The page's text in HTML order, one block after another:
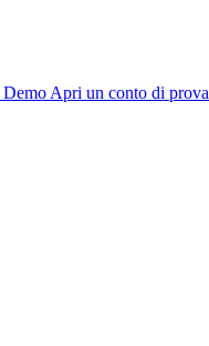
Demo Apri un conto di prova